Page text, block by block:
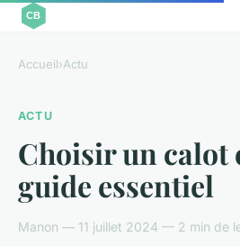
Accueil›Actu
ACTU
Choisir un calot
guide essentiel
Manon — 11 juillet 2024 — 2 min de